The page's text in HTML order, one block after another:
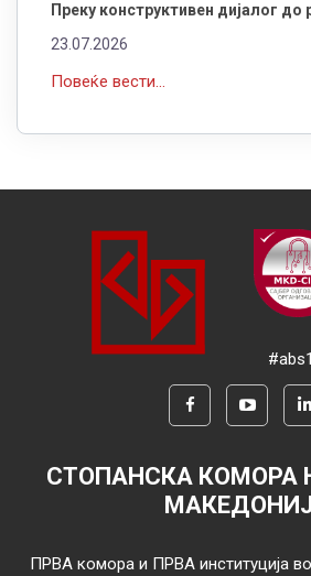
Преку конструктивен дијалог до
23.07.2026
Повеќе вести...
СТОПАНСКА КОМОРА
ПРВА комора и ПРВА институција